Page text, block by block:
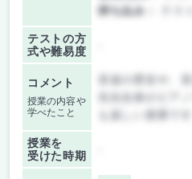
持ち込み：
テストの方
式や難易度
コメント
授業の内容や
学べたこと
授業を
受けた時期